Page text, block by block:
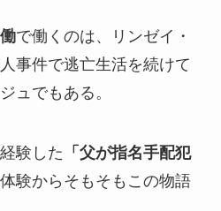
で働くのは、リンゼイ・
事件で逃亡生活を続けて
ュでもある。
験した 「父が指名手配犯
験からそもそもこの物語